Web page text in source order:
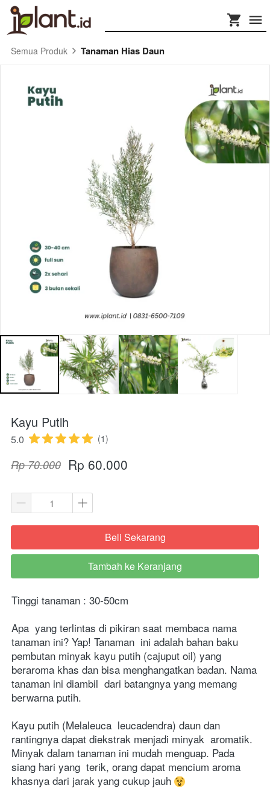
Semua Produk Tanaman Hias Daun
Kayu Putih
5.0 (1)
Rp 70.000 Rp 60.000
`Beli Sekarang
`
Tambah ke Keranjang
Tinggi tanaman : 30-50cm
Apa  yang terlintas di pikiran saat membaca nama
tanaman ini? Yap! Tanaman  ini adalah bahan baku
pembutan minyak kayu putih (cajuput oil) yang
beraroma khas dan bisa menghangatkan badan. Nama
tanaman ini diambil  dari batangnya yang memang
berwarna putih.
Kayu putih (Melaleuca  leucadendra) daun dan
rantingnya dapat diekstrak menjadi minyak  aromatik.
Minyak dalam tanaman ini mudah menguap. Pada
siang hari yang  terik, orang dapat mencium aroma
khasnya dari jarak yang cukup jauh